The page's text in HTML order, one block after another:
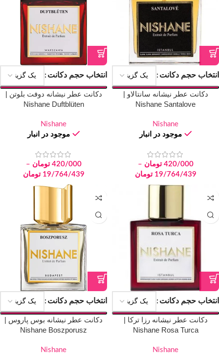
انتخاب حجم دکانت
دکانت عطر نیشانه سانتالاو |
Nishane Santalove
Nishane
موجود در انبار
420/000 تومان –
19/764/439 تومان
انتخاب حجم دکانت
دکانت عطر نیشانه دوفت بلوتن |
Nishane Duftblüten
Nishane
موجود در انبار
420/000 تومان –
19/764/439 تومان
انتخاب حجم دکانت
دکانت عطر نیشانه رزا ترکا |
Nishane Rosa Turca
Nishane
انتخاب حجم دکانت
دکانت عطر نیشانه بوس پاروس |
Nishane Boszporusz
Nishane